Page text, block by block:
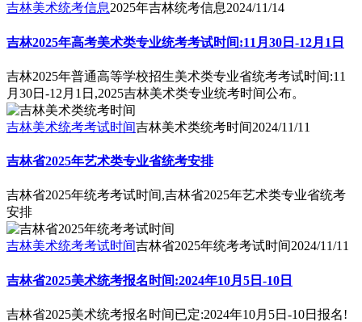
吉林美术统考信息2025年吉林统考信息2024/11/14
吉林2025年高考美术类专业统考考试时间:11月30日-12月1日
吉林2025年普通高等学校招生美术类专业省统考考试时间:11
月30日-12月1日,2025吉林美术类专业统考时间公布。
吉林美术统考考试时间吉林美术类统考时间2024/11/11
吉林省2025年艺术类专业省统考安排
吉林省2025年统考考试时间,吉林省2025年艺术类专业省统考
安排
吉林美术统考考试时间吉林省2025年统考考试时间2024/11/11
吉林省2025美术统考报名时间:2024年10月5日-10日
吉林省2025美术统考报名时间已定:2024年10月5日-10日报名!